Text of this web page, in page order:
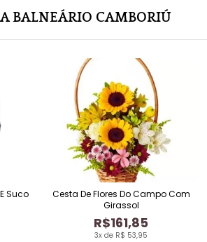
BALNEÁRIO CAMBORIÚ
Suco
3x de R$ 53,95
R$161,85
Cesta De Flores Do Campo Com
Girassol